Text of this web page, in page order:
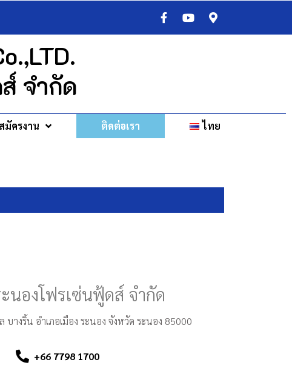
จำกัด
มัครงาน ติดต่อเรา
ไทย
นองโฟรเซ่นฟู้ดส์ จำกัด
างริ้น อำเภอเมือง ระนอง จังหวัด ระนอง 85000
+66 7798 1700